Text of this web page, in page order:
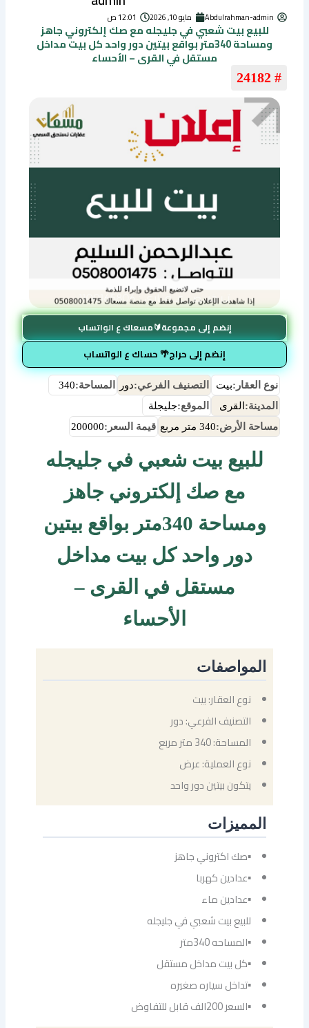
Abdulrahman-admin مايو 10, 2026 12:01 ص
للبيع بيت شعبي في جليجله مع صك إلكتروني جاهز
ومساحة 340متر بواقع بيتين دور واحد كل بيت مداخل
مستقل في القرى – الأحساء
# 24182
إنضم إلى مجموعة🔰مسعاك ع الواتساب
إنضم إلى حراج🌴 حساك ع الواتساب
نوع العقار:بيت التصنيف الفرعي:دور المساحة:340
المدينة: القرى الموقع:جليجلة
مساحة الأرض:340 متر مربع قيمة السعر:200000
للبيع بيت شعبي في جليجله
مع صك إلكتروني جاهز
ومساحة 340متر بواقع بيتين
دور واحد كل بيت مداخل
مستقل في القرى –
الأحساء
المواصفات
نوع العقار: بيت
التصنيف الفرعي: دور
المساحة: 340 متر مربع
نوع العملية: عرض
يتكون بيتين دور واحد
المميزات
▪صك اكتروني جاهز
▪عدادين كهربا
▪عدادين ماء
للبيع بيت شعبي في جليجله
▪المساحه 340متر
▪كل بيت مداخل مستقل
▪تداخل سياره صغيره
▪السعر 200الف قابل للتفاوض